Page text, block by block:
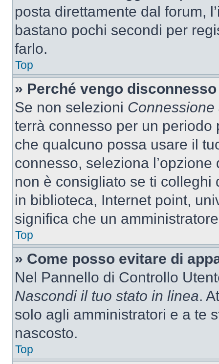
posta direttamente dal forum,
bastano pochi secondi per
farlo.
Top
» Perché vengo
Se non selezioni
terrà connesso per un
che qualcuno possa usare il
connesso, seleziona
non è consigliato se ti
in biblioteca, Internet point,
significa che un
Top
» Come posso evitare di
Nel Pannello di Controllo
Nascondi il tuo stato in linea.
solo agli amministratori e a te
nascosto.
Top